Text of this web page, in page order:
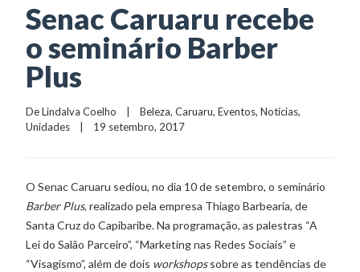
Senac Caruaru recebe
o seminário Barber
Plus
De Lindalva Coelho
    |
Beleza, Caruaru, Eventos, Notícias
Unidades
    |    19 setembro, 2017
O Senac Caruaru sediou, no dia 10 de setembro, o seminário
Barber Plus, realizado pela empresa Thiago Barbearia, de
Santa Cruz do Capibaribe. Na programação, as palestras “A
Lei do Salão Parceiro”, “Marketing nas Redes Sociais” e
“Visagismo”, além de dois workshopssobre as tendências de